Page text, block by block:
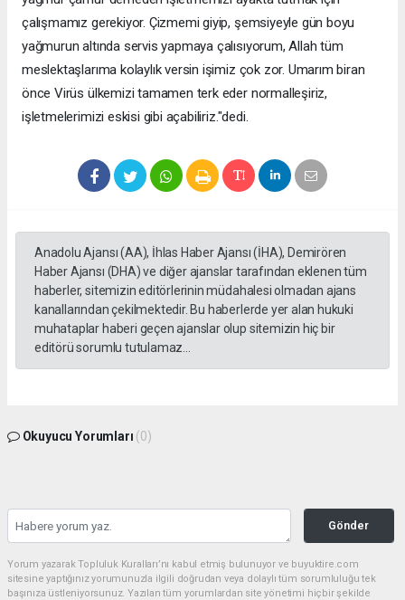
çalışmamız gerekiyor. Çizmemi giyip, şemsiyeyle gün boyu
yağmurun altında servis yapmaya çalısıyorum, Allah tüm
meslektaşlarıma kolaylık versin işimiz çok zor. Umarım biran
önce Virüs ülkemizi tamamen terk eder normalleşiriz,
işletmelerimizi eskisi gibi açabiliriz."dedi.
Anadolu Ajansı (AA), İhlas Haber Ajansı (İHA), Demirören
Haber Ajansı (DHA) ve diğer ajanslar tarafından eklenen tüm
haberler, sitemizin editörlerinin müdahalesi olmadan ajans
kanallarından çekilmektedir. Bu haberlerde yer alan hukuki
muhataplar haberi geçen ajanslar olup sitemizin hiç bir
editörü sorumlu tutulamaz...
Okuyucu Yorumları (0)
Gönder
Yorum yazarak Topluluk Kuralları’nı kabul etmiş bulunuyor ve buyuktire.com
sitesine yaptığınız yorumunuzla ilgili doğrudan veya dolaylı tüm sorumluluğu tek
başınıza üstleniyorsunuz. Yazılan tüm yorumlardan site yönetimi hiçbir şekilde